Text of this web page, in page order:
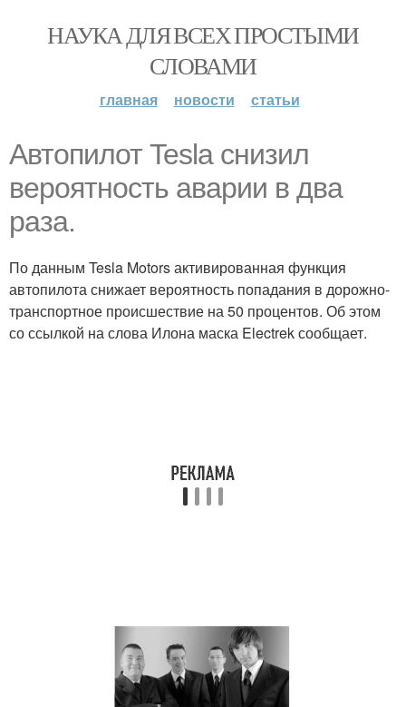
НАУКА ДЛЯ ВСЕХ ПРОСТЫМИ
СЛОВАМИ
главная новости статьи
Автопилот Tesla снизил
вероятность аварии в два
раза.
По данным Tesla Motors активированная функция
автопилота снижает вероятность попадания в дорожно-
транспортное происшествие на 50 процентов. Об этом
со ссылкой на слова Илона маска Electrek сообщает.